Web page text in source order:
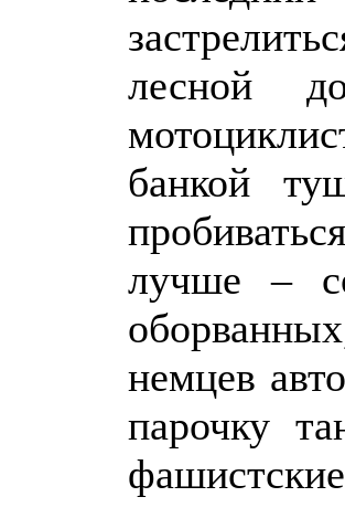
лесной
банкой
лучше –
немцев
парочку